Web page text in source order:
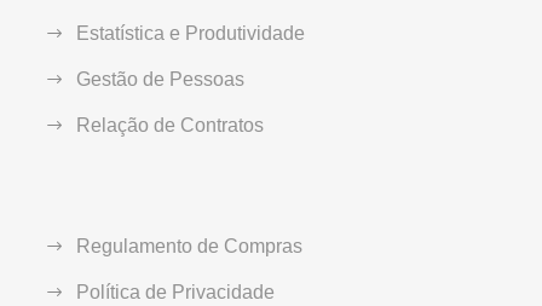
Estatística e Produtividade
Gestão de Pessoas
Relação de Contratos
Regulamento de Compras
Política de Privacidade